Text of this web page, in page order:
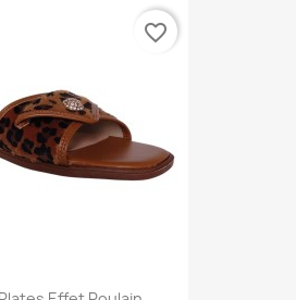
favorite_border